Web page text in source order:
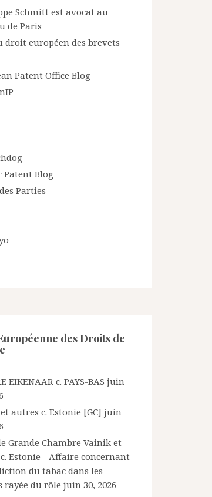
Schmitt est avocat au
de Paris
droit européen des brevets
Patent Office Blog
Patent Blog
Parties
des Droits de
EIKENAAR c. PAYS-BAS juin
autres c. Estonie [GC] juin
Grande Chambre Vainik et
Estonie - Affaire concernant
du tabac dans les
rayée du rôle juin 30, 2026